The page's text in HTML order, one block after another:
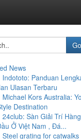
Go
News
Indototo: Panduan
Ulasan Terbaru
Michael Kors Australia:
Destination
24club: Sàn Giải Trí Hàng
Ở Việt Nam , Đá...
Steel grating for catwalks